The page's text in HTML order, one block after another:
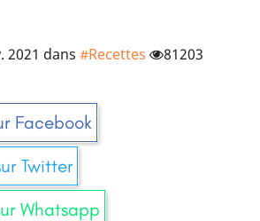
2021 dans #Recettes
81203
Facebook
Twitter
Whatsapp